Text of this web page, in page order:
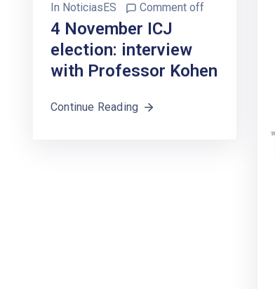
In NoticiasES Comment off
4 November ICJ
election: interview
with Professor Kohen
Continue Reading